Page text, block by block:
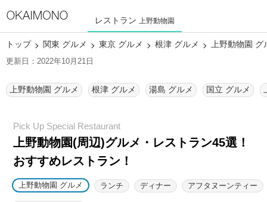
レストラン 上野動物園
トップ 関東 グルメ 東京 グルメ 根津 グルメ 上野動物園 グ
更新日：2022年10月21日
上野動物園 グルメ 根津 グルメ 湯島 グルメ 国立 グルメ
上野動物園(周辺)グルメ・レストラン45選！
おすすめレストラン！
上野動物園 グルメ ランチ ディナー アフタヌーンティー